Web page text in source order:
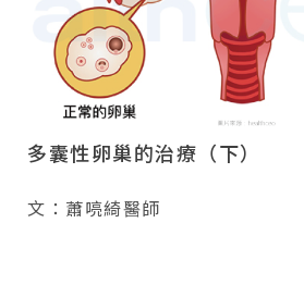
多囊性卵巢的治療（下）
文：蕭喨綺醫師